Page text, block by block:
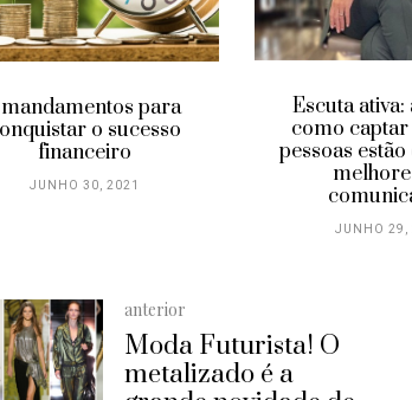
mandamentos para
o sucesso
financeiro
JUNHO 30, 2021
Escuta
como captar
pessoas
JUNHO 29,
anterior
Moda Futurista! O
metalizado é a